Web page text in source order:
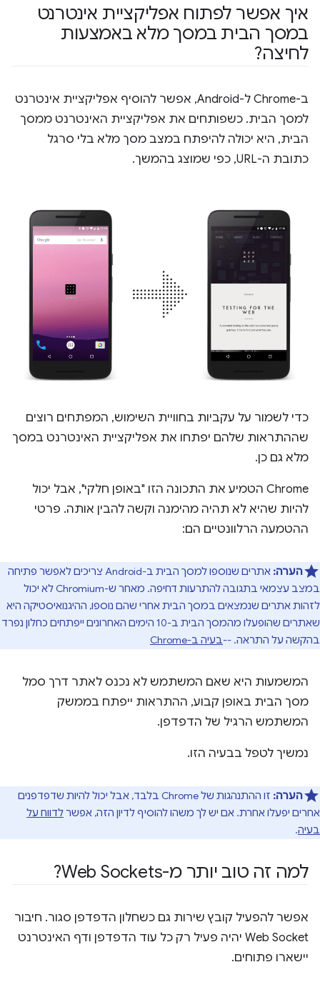
איך אפשר לפתוח אפליקציית אינטרנט
במסך הבית במסך מלא באמצעות
לחיצה?
ב-Chrome ל-Android, אפשר להוסיף אפליקציית אינטרנט
למסך הבית. כשפותחים את אפליקציית האינטרנט ממסך
הבית, היא יכולה להיפתח במצב מסך מלא בלי סרגל
כתובת ה-URL, כפי שמוצג בהמשך.
כדי לשמור על עקביות בחוויית השימוש, המפתחים רוצים
שההתראות שלהם יפתחו את אפליקציית האינטרנט במסך
מלא גם כן.
Chrome הטמיע את התכונה הזו "באופן חלקי", אבל יכול
להיות שהיא לא תהיה מהימנה וקשה להבין אותה. פרטי
ההטמעה הרלוונטיים הם:
הערה:
אתרים שנוספו למסך הבית ב-Android צריכים לאפשר פתיחה
במצב עצמאי בתגובה להתרעות דחיפה. מאחר ש-Chromium לא יכול
לזהות אתרים שנמצאים במסך הבית אחרי שהם נוספו, ההיגנואיסטיקה היא
שאתרים שהופעלו מהמסך הבית ב-10 הימים האחרונים ייפתחים כחלון נפרד
בהקשה על התראה. --בעיה ב-Chrome
המשמעות היא שאם המשתמש לא נכנס לאתר דרך סמל
מסך הבית באופן קבוע, ההתראות ייפתח בממשק
המשתמש הרגיל של הדפדפן.
נמשיך לטפל בבעיה הזו.
הערה:
זו ההתנהגות של Chrome בלבד, אבל יכול להיות שדפדפנים
אחרים יפעלו אחרת. אם יש לך משהו להוסיף לדיון הזה, אפשרלדווח על
בעיה.
למה זה טוב יותר מ-Web Sockets?
אפשר להפעיל קובץ שירות גם כשחלון הדפדפן סגור. חיבור
Web Socket יהיה פעיל רק כל עוד הדפדפן ודף האינטרנט
יישארו פתוחים.